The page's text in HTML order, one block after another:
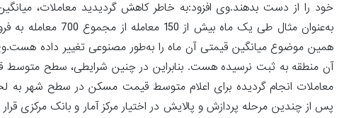
خود را از دست بدهند.وی افزود:‌به خاطر کاهش گردیدید معاملات،
به‌عنوان مثال طی
همین موضوع میانگین قیمتی آن ماه را به‌طور مصنوعی تغییر داده
آن منطقه به ثبت نرسیده هست. بنابراین در چنین شرایطی، سطح متوسط
معاملات انجام گردیده برای اعلام متوسط قیمت مسکن در سطح شهر به
پس از چندین مرحله پردازش و پالایش در اختیار مرکز آمار و بانک مرکزی قرار